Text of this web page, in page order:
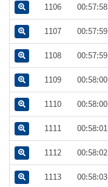
1106 00:57:58
1107 00:57:59
1108 00:57:59
1109 00:58:00
1110 00:58:00
1111 00:58:01
1112 00:58:02
1113 00:58:03